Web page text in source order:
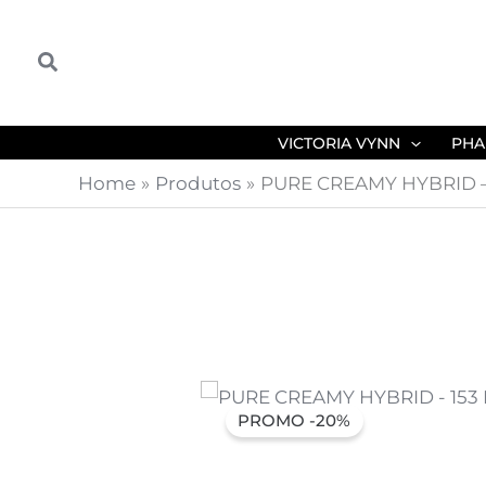
Search
VICTORIA VYNN
Home Produtos PURE CREAMY
PROMO -20%